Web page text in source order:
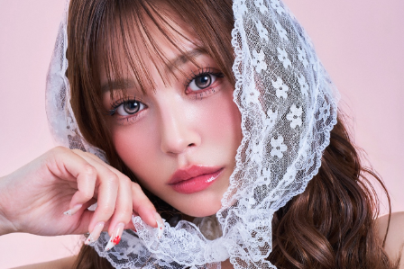
Recruit Cast キャスト求人
Recruit Staff スタッフ求人
Shop Info 店舗一覧
J-Tokyo
Entertainment
プロダクション事業